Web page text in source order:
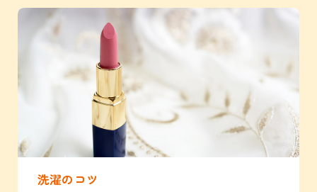
洗濯のコツ